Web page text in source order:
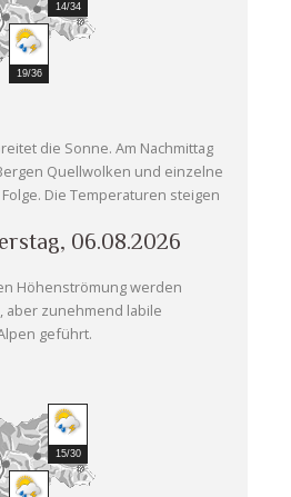
19/36
14/34
die Sonne. Am Nachmittag
Quellwolken und einzelne
Die Temperaturen steigen
06.08.2026
Höhenströmung werden
aber zunehmend labile
geführt.
15/30